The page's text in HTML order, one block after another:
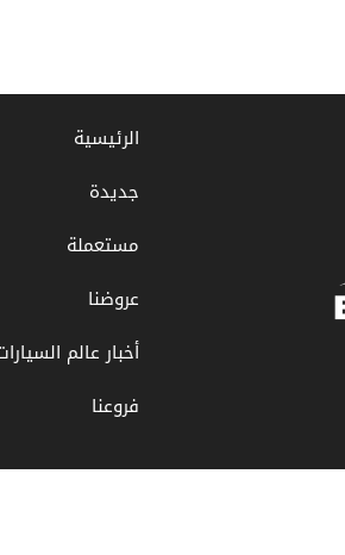
الرئيسية
جديدة
مستعملة
عروضنا
أخبار عالم
فروعنا